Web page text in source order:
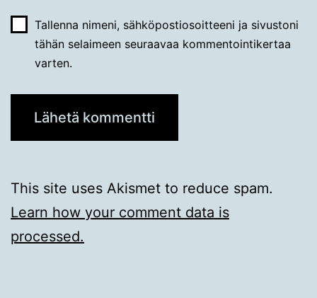
Tallenna nimeni, sähköpostiosoitteeni ja sivustoni
tähän selaimeen seuraavaa kommentointikertaa
varten.
This site uses Akismet to reduce spam.
Learn how your comment data is
processed.